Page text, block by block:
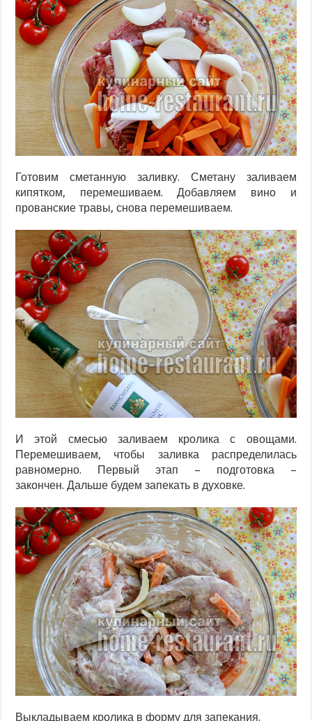
Готовим сметанную заливку. Сметану заливаем
кипятком, перемешиваем. Добавляем вино и
прованские травы, снова перемешиваем.
И этой смесью заливаем кролика с овощами.
Перемешиваем, чтобы заливка распределилась
равномерно. Первый этап – подготовка –
закончен. Дальше будем запекать в духовке.
Выкладываем кролика в форму для запекания.